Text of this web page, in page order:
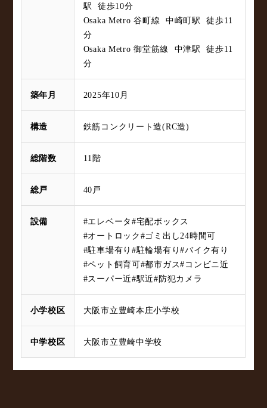
駅 徒歩10分
Osaka Metro 谷町線 中崎町駅 徒歩11
分
Osaka Metro 御堂筋線 中津駅 徒歩11
分
築年月 2025年10月
構造 鉄筋コンクリート造(RC造)
総階数 11階
総戸 40戸
設備 #エレベータ#宅配ボックス
#オートロック#ゴミ出し24時間可
#駐車場有り#駐輪場有り#バイク有り
#ペット飼育可#都市ガス#コンビニ近
#スーパー近#駅近#防犯カメラ
小学校区 大阪市立豊崎本庄小学校
中学校区 大阪市立豊崎中学校